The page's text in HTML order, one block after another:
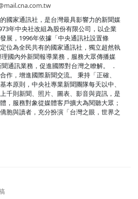
國家通訊社，是台灣最具影響力的新聞媒
年中央社改組為股份有限公司，以企業
展，1996年依據「中央通訊社設置條
位為全民共有的國家通訊社，獨立超然執
國內外新聞報導業務，服務大眾傳播媒
通訊業務，促進國際對台灣之瞭解。 ．
作，增進國際新聞交流。 秉持「正確、
本原則，中央社專業新聞團隊每天以中、
千則新聞、照片、圖表、影音與資訊，是
，服務對象從媒體客戶擴大為閱聽大眾；
胞與讀者，充分扮演「台灣之眼，世界之